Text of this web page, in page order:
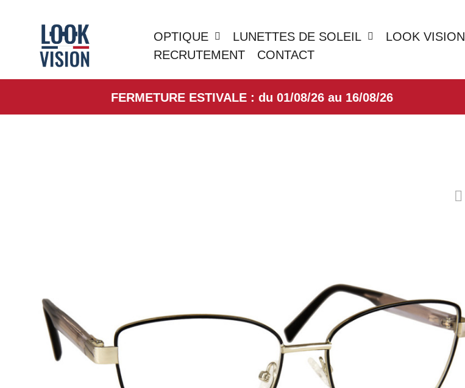
OPTIQUE LUNETTES DE SOLEIL
LOOK VISION
RECRUTEMENT
CONTACT
FERMETURE ESTIVALE : du 01/08/26 au 16/08/26